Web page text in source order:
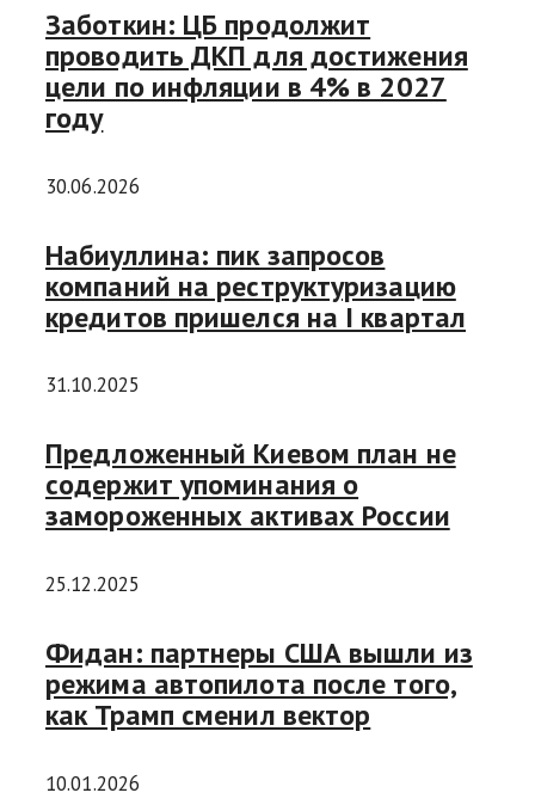
Заботкин: ЦБ продолжит
проводить ДКП для достижения
цели по инфляции в 4% в 2027
году
30.06.2026
Набиуллина: пик запросов
компаний на реструктуризацию
кредитов пришелся на I квартал
31.10.2025
Предложенный Киевом план не
содержит упоминания о
замороженных активах России
25.12.2025
Фидан: партнеры США вышли из
режима автопилота после того,
как Трамп сменил вектор
10.01.2026